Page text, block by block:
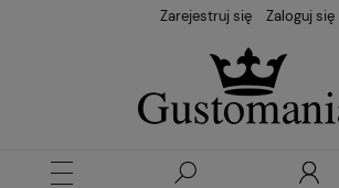
Zarejestruj się Zaloguj się